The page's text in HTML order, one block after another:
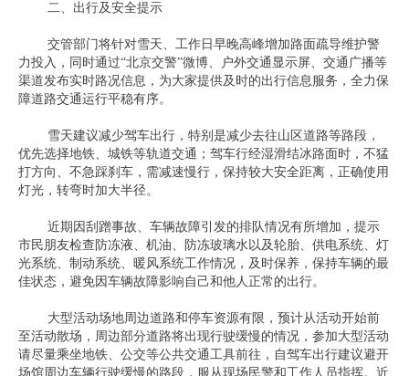
二、出行及安全提示
交管部门将针对雪天、工作日早晚高峰增加路面疏导维护警
力投入，同时通过“北京交警”微博、户外交通显示屏、交通广播等
渠道发布实时路况信息，为大家提供及时的出行信息服务，全力保
障道路交通运行平稳有序。
雪天建议减少驾车出行，特别是减少去往山区道路等路段，
优先选择地铁、城铁等轨道交通；驾车行经湿滑结冰路面时，不猛
打方向、不急踩刹车，需减速慢行，保持较大安全距离，正确使用
灯光，转弯时加大半径。
近期因刮蹭事故、车辆故障引发的排队情况有所增加，提示
市民朋友检查防冻液、机油、防冻玻璃水以及轮胎、供电系统、灯
光系统、制动系统、暖风系统工作情况，及时保养，保持车辆的最
佳状态，避免因车辆故障影响自己和他人正常的出行。
大型活动场地周边道路和停车资源有限，预计从活动开始前
至活动散场，周边部分道路将出现行驶缓慢的情况，参加大型活动
请尽量乘坐地铁、公交等公共交通工具前往，自驾车出行建议避开
场馆周边车辆行驶缓慢的路段，服从现场民警和工作人员指挥。近